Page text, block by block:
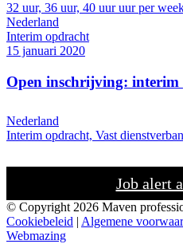
32 uur, 36 uur, 40 uur uur per
Nederland
Interim opdracht
15 januari 2020
Open inschrijving: interim
Nederland
Interim opdracht, Vast
Job alert
© Copyright 2026 Maven
Cookiebeleid | Algemene
Webmazing